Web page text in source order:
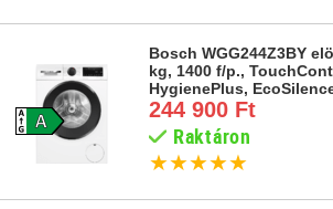
Bosch WGG244Z3BY
kg, 1400 f/p.,
HygienePlus,
244 900 Ft
Raktáron
★★★★★